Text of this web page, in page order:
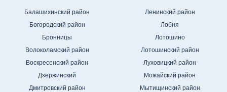
Балашихинский район
Богородский район
Бронницы
Волоколамский район
Воскресенский район
Дзержинский
Дмитровский район
Ленинский район
Лобня
Лотошино
Лотошинский район
Луховицкий район
Можайский район
Мытищинский район